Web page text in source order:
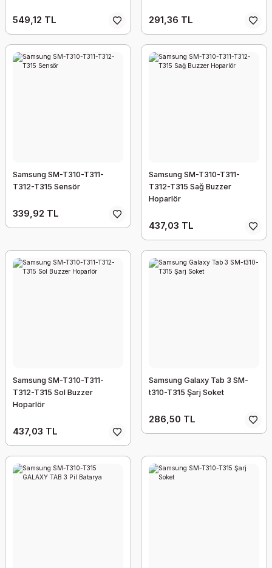
549,12 TL 291,36 TL
Samsung SM-T310-T311-
T312-T315 Sensör
339,92 TL
Samsung SM-T310-T311-
T312-T315 Sağ Buzzer
Hoparlör
437,03 TL
Samsung SM-T310-T311-
T312-T315 Sol Buzzer
Hoparlör
437,03 TL
Samsung Galaxy Tab 3 SM-
t310-T315 Şarj Soket
286,50 TL